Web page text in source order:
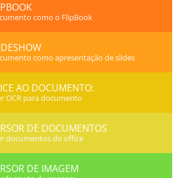
como o FlipBook
como apresentação de slides
AO DOCUMENTO:
OCR para documento
DE DOCUMENTOS
documentos do office
DE IMAGEM